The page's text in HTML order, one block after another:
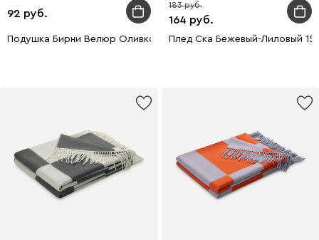
92
Подушка Бирни Велюр Оливковый-Молочный 50x30
164
183
Плед Ска Бежевый-Лиловый